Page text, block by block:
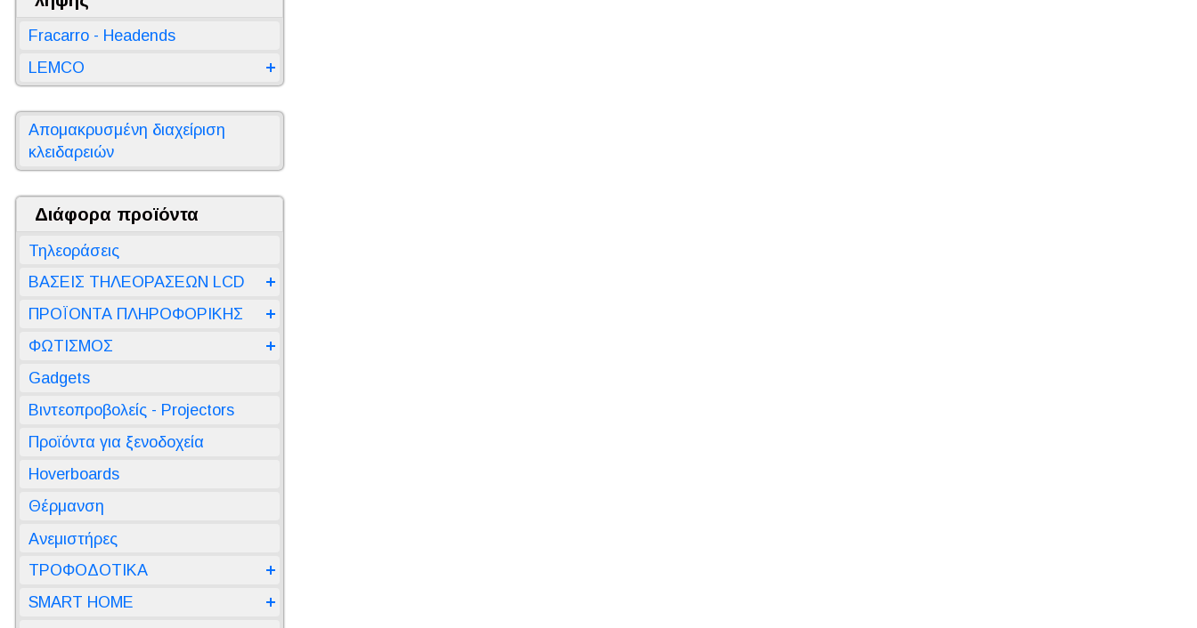
Fracarro - Headends
LEMCO
Απομακρυσμένη διαχείριση
κλειδαρειών
Διάφορα προϊόντα
Τηλεοράσεις
ΒΑΣΕΙΣ ΤΗΛΕΟΡΑΣΕΩΝ LCD
ΠΡΟΪΟΝΤΑ ΠΛΗΡΟΦΟΡΙΚΗΣ
ΦΩΤΙΣΜΟΣ
Gadgets
Βιντεοπροβολείς - Projectors
Προϊόντα για ξενοδοχεία
Hoverboards
Θέρμανση
Ανεμιστήρες
ΤΡΟΦΟΔΟΤΙΚΑ
SMART HOME